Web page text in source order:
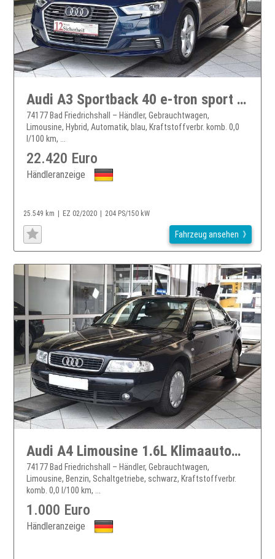
Audi A3 Sportback 40 e-tron sport S-Tronic Leder*SHZ*AHK
74177 Bad Friedrichshall – Händler, Gebrauchtwagen,
Limousine, Hybrid, Automatik, blau, Kraftstoffverbr. komb. 0,0
l/100 km, ...
22.420 Euro
Händleranzeige
25.549 km EZ 02/2020 204 PS/150 kW
Fahrzeug ansehen
Audi A4 Limousine 1.6L Klimaautomatik
74177 Bad Friedrichshall – Händler, Gebrauchtwagen,
Limousine, Benzin, Schaltgetriebe, schwarz, Kraftstoffverbr.
komb. 0,0 l/100 km, ...
1.000 Euro
Händleranzeige